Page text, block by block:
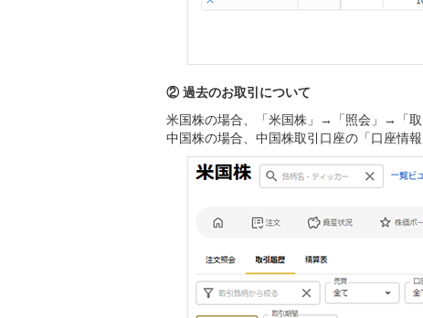
② 過去のお取引について
米国株の場合、「米国株」→「照会」→「取
中国株の場合、中国株取引口座の「口座情